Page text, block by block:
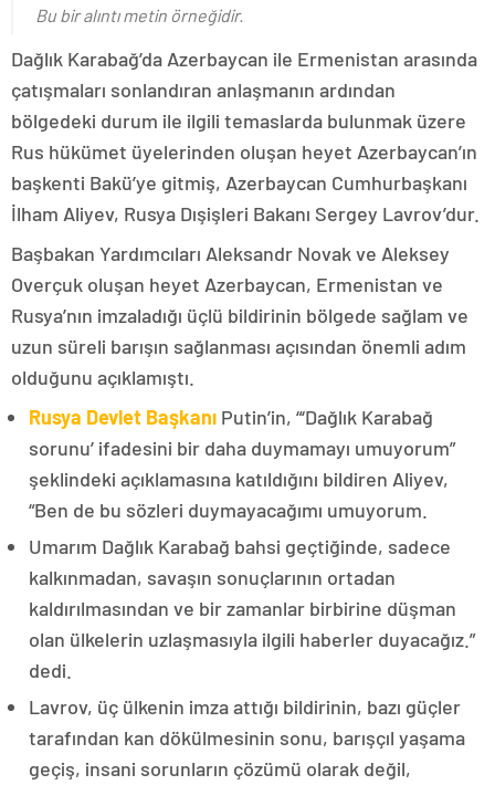
Bu bir alıntı metin örneğidir.
Dağlık Karabağ’da Azerbaycan ile Ermenistan arasında
çatışmaları sonlandıran anlaşmanın ardından
bölgedeki durum ile ilgili temaslarda bulunmak üzere
Rus hükümet üyelerinden oluşan heyet Azerbaycan’ın
başkenti Bakü’ye gitmiş, Azerbaycan Cumhurbaşkanı
İlham Aliyev, Rusya Dışişleri Bakanı Sergey Lavrov’dur.
Başbakan Yardımcıları Aleksandr Novak ve Aleksey
Overçuk oluşan heyet Azerbaycan, Ermenistan ve
Rusya’nın imzaladığı üçlü bildirinin bölgede sağlam ve
uzun süreli barışın sağlanması açısından önemli adım
olduğunu açıklamıştı.
Rusya Devlet Başkanı Putin’in, “‘Dağlık Karabağ
sorunu’ ifadesini bir daha duymamayı umuyorum”
şeklindeki açıklamasına katıldığını bildiren Aliyev,
“Ben de bu sözleri duymayacağımı umuyorum.
Umarım Dağlık Karabağ bahsi geçtiğinde, sadece
kalkınmadan, savaşın sonuçlarının ortadan
kaldırılmasından ve bir zamanlar birbirine düşman
olan ülkelerin uzlaşmasıyla ilgili haberler duyacağız.”
dedi.
Lavrov, üç ülkenin imza attığı bildirinin, bazı güçler
tarafından kan dökülmesinin sonu, barışçıl yaşama
geçiş, insani sorunların çözümü olarak değil,